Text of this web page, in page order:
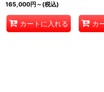
165,000円 ～ (税込)
カートに入れる カ